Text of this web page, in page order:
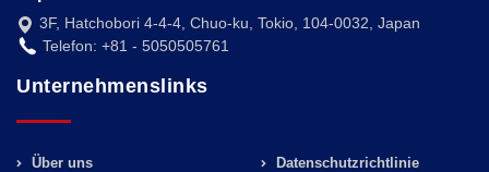
3F, Hatchobori 4-4-4, Chuo-ku, Tokio, 104-0032, Japan
Telefon: +81 - 5050505761
Unternehmenslinks
Über uns Datenschutzrichtlinie